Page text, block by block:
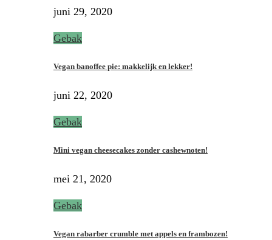
juni 29, 2020
Gebak
Vegan banoffee pie: makkelijk en lekker!
juni 22, 2020
Gebak
Mini vegan cheesecakes zonder cashewnoten!
mei 21, 2020
Gebak
Vegan rabarber crumble met appels en frambozen!